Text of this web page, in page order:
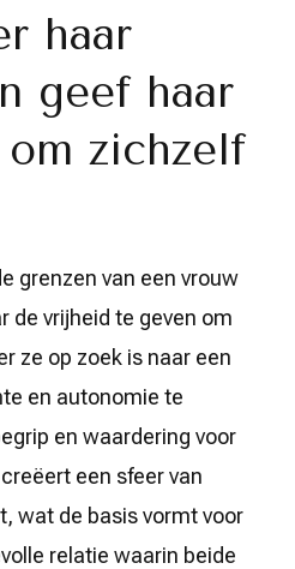
haar
geef haar
zichzelf
grenzen van een vrouw
de vrijheid te geven om
ze op zoek is naar een
en autonomie te
en waardering voor
een sfeer van
wat de basis vormt voor
relatie waarin beide